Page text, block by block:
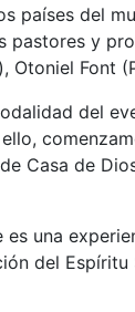
países del
y
Otoniel Font
del
Casa de
es una
del